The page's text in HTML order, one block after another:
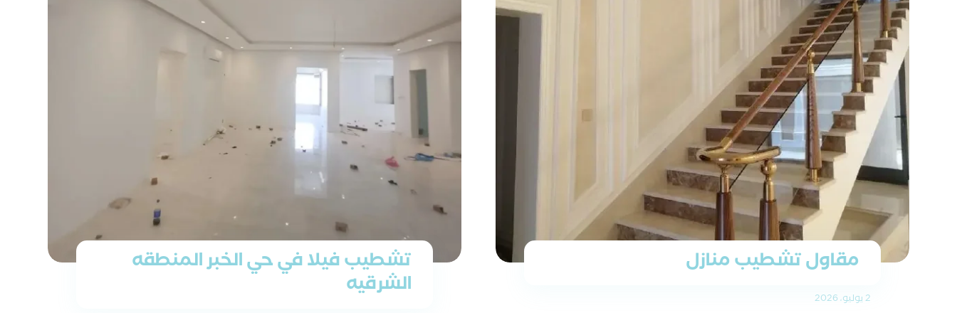
مقاول تشطيب منازل
2 يوليو، 2026
تشطيب فيلا في حي الخبر المنطقه
الشرقيه